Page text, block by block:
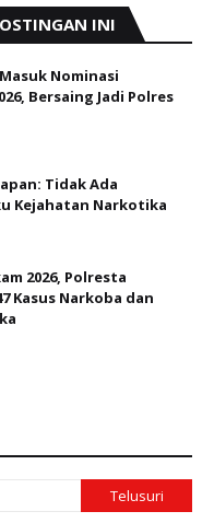
INI
Nominasi
Bersaing Jadi Polres
Tidak Ada
Kejahatan Narkotika
2026, Polresta
Kasus Narkoba dan